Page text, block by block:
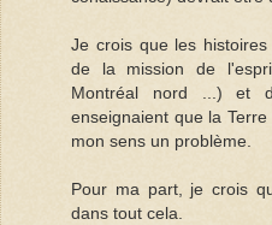
Je crois que les
de la mission de
Montréal nord ...) et
enseignaient que la
mon sens un problème.
Pour ma part, je crois
dans tout cela.